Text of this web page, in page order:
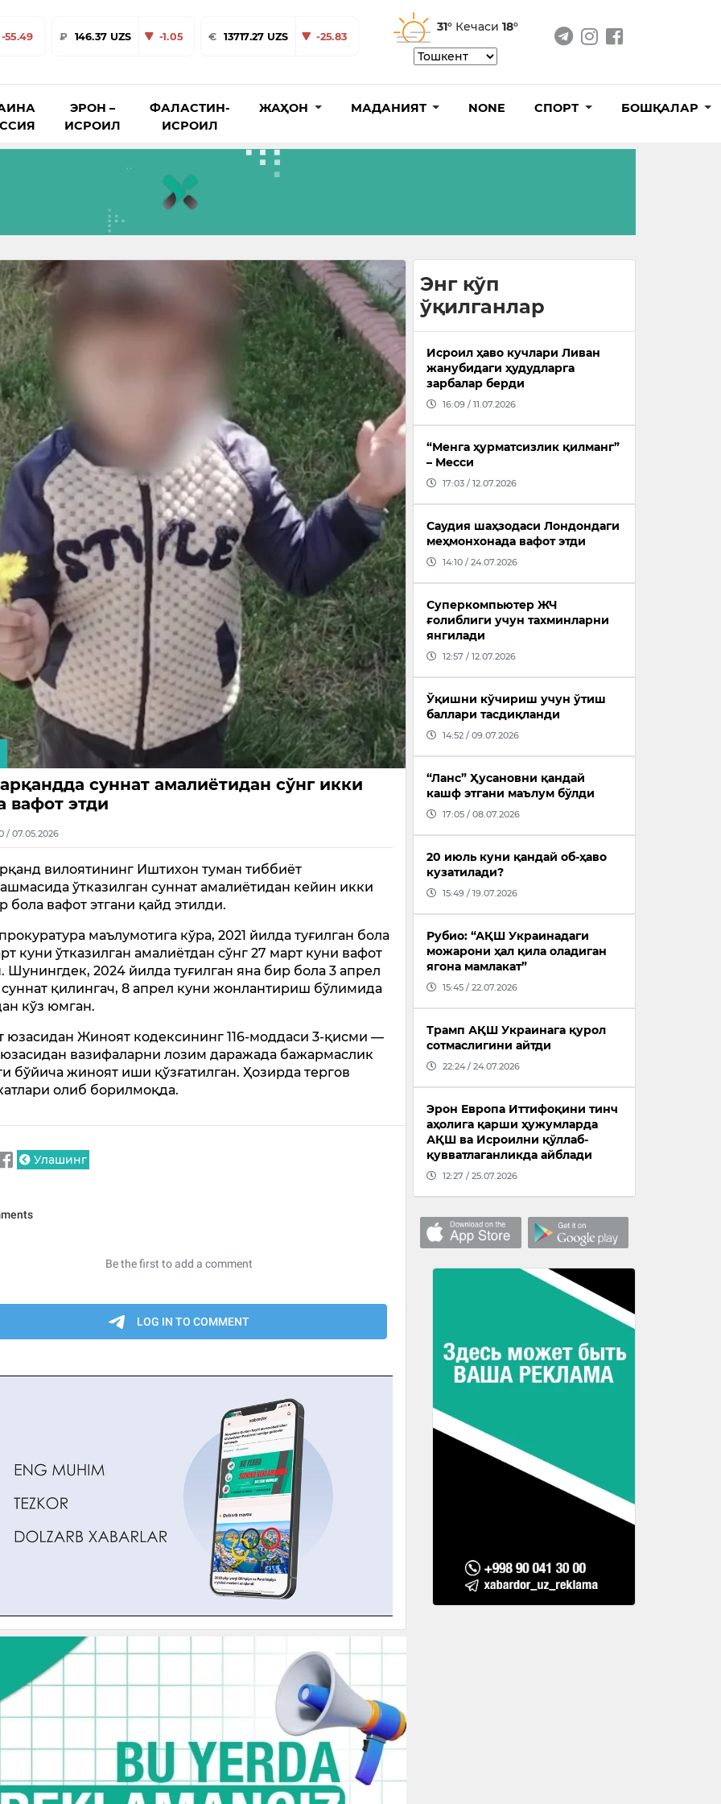
-55.49 ₽ 146.37 UZS -1.05 € 13717.27 UZS -25.83
31° Кечаси 18°
ЭРОН –
ИСРОИЛ
ФАЛАСТИН-
ИСРОИЛ
ЖАҲОН МАДАНИЯТ NONE СПОРТ БОШҚАЛАР
суннат амалиётидан сўнг икки
вафот этди
/ 07.05.2026
вилоятининг Иштихон туман тиббиёт
ўтказилган суннат амалиётидан кейин икки
бола вафот этгани қайд этилди.
маълумотига кўра, 2021 йилда туғилган бола
куни ўтказилган амалиётдан сўнг 27 март куни вафот
Шунингдек, 2024 йилда туғилган яна бир бола 3 апрел
қилингач, 8 апрел куни жонлантириш бўлимида
кўз юмган.
юзасидан Жиноят кодексининг 116-моддаси 3-қисми —
вазифаларни лозим даражада бажармаслик
бўйича жиноят иши қўзғатилган. Ҳозирда тергов
олиб борилмоқда.
Улашинг
Энг кўп
ўқилганлар
Исроил ҳаво кучлари Ливан
жанубидаги ҳудудларга
зарбалар берди
16:09 / 11.07.2026
“Менга ҳурматсизлик қилманг”
– Месси
17:03 / 12.07.2026
Саудия шаҳзодаси Лондондаги
меҳмонхонада вафот этди
14:10 / 24.07.2026
Суперкомпьютер ЖЧ
ғолиблиги учун тахминларни
янгилади
12:57 / 12.07.2026
Ўқишни кўчириш учун ўтиш
баллари тасдиқланди
14:52 / 09.07.2026
“Ланс” Ҳусановни қандай
кашф этгани маълум бўлди
17:05 / 08.07.2026
20 июль куни қандай об-ҳаво
кузатилади?
15:49 / 19.07.2026
Рубио: “АҚШ Украинадаги
можарони ҳал қила оладиган
ягона мамлакат”
15:45 / 22.07.2026
Трамп АҚШ Украинага қурол
сотмаслигини айтди
22:24 / 24.07.2026
Эрон Европа Иттифоқини тинч
аҳолига қарши ҳужумларда
АҚШ ва Исроилни қўллаб-
қувватлаганликда айблади
12:27 / 25.07.2026